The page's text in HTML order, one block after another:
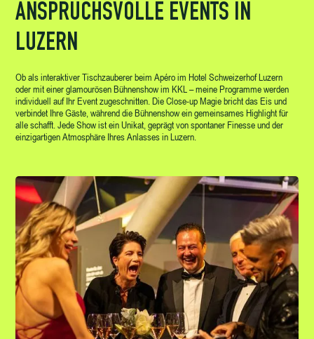
ANSPRUCHSVOLLE EVENTS IN
LUZERN
Ob als interaktiver Tischzauberer beim Apéro im Hotel Schweizerhof Luzern
oder mit einer glamourösen Bühnenshow im KKL – meine Programme werden
individuell auf Ihr Event zugeschnitten. Die Close-up Magie bricht das Eis und
verbindet Ihre Gäste, während die Bühnenshow ein gemeinsames Highlight für
alle schafft. Jede Show ist ein Unikat, geprägt von spontaner Finesse und der
einzigartigen Atmosphäre Ihres Anlasses in Luzern.